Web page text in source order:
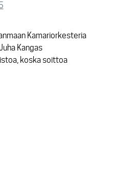
Kamariorkesteria
Kangas
koska soittoa